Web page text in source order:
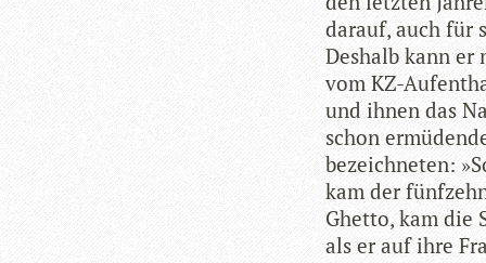
dar­auf, auch für
Des­halb kann er
vom KZ-
und ihnen das
schon
bezeich­ne­ten:
kam der
Ghetto, kam die
als er auf ihre